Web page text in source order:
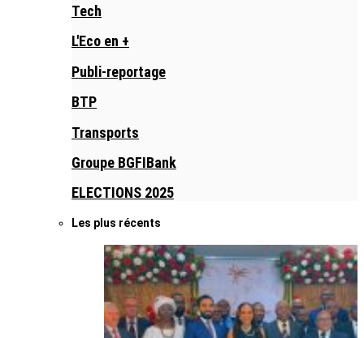
Tech
L'Eco en +
Publi-reportage
BTP
Transports
Groupe BGFIBank
ELECTIONS 2025
Les plus récents